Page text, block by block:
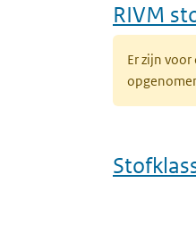
RIVM
Er zijn